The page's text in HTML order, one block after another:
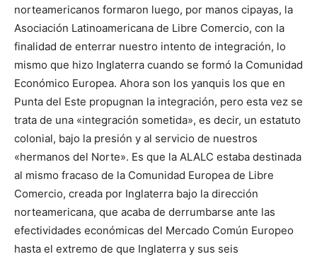
norteamericanos formaron luego, por manos cipayas, la
Asociación Latinoamericana de Libre Comercio, con la
finalidad de enterrar nuestro intento de integración, lo
mismo que hizo Inglaterra cuando se formó la Comunidad
Económico Europea. Ahora son los yanquis los que en
Punta del Este propugnan la integración, pero esta vez se
trata de una «integración sometida», es decir, un estatuto
colonial, bajo la presión y al servicio de nuestros
«hermanos del Norte». Es que la ALALC estaba destinada
al mismo fracaso de la Comunidad Europea de Libre
Comercio, creada por Inglaterra bajo la dirección
norteamericana, que acaba de derrumbarse ante las
efectividades económicas del Mercado Común Europeo
hasta el extremo de que Inglaterra y sus seis